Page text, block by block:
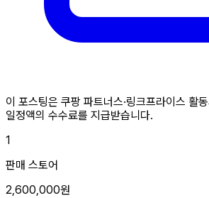
이 포스팅은 쿠팡 파트너스·링크프라이스 활
일정액의 수수료를 지급받습니다.
1
판매 스토어
2,600,000원